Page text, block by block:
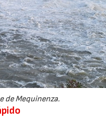
de Mequinenza.